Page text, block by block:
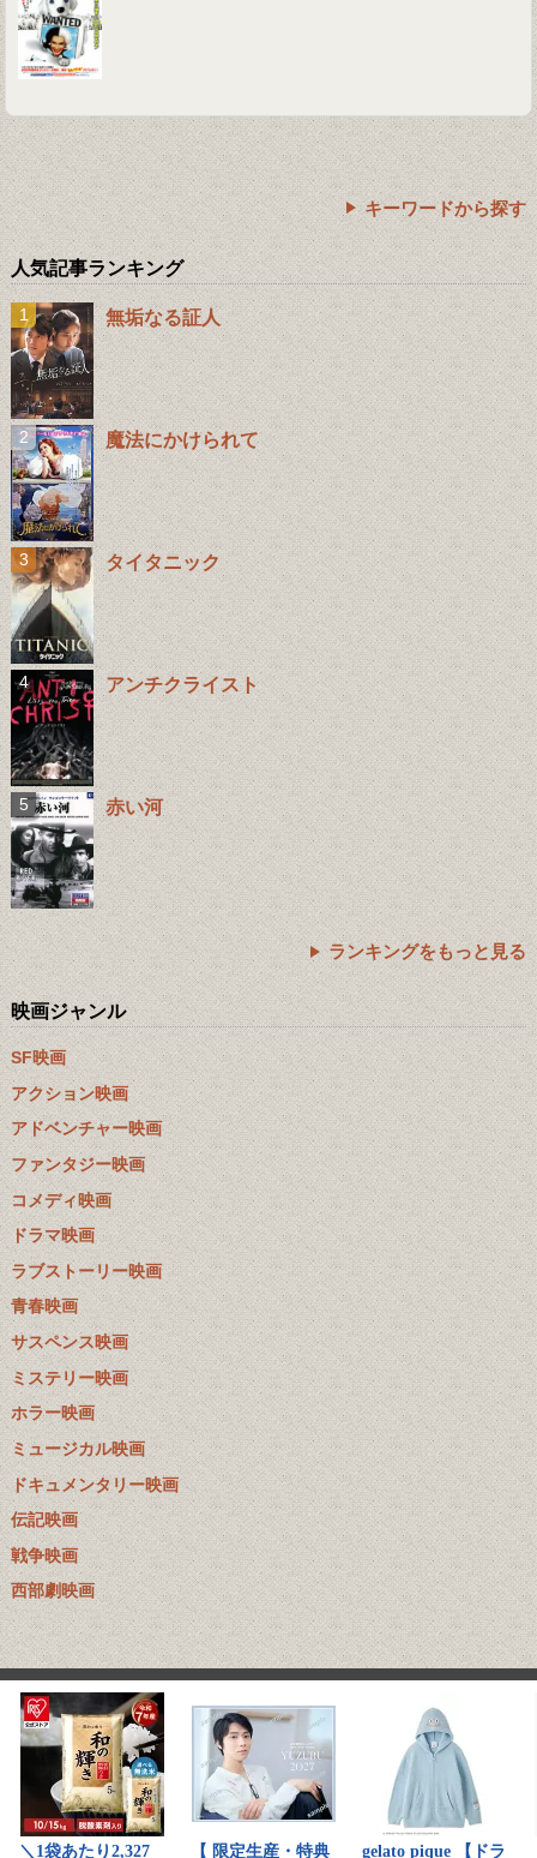
キーワードから探す
人気記事ランキング
無垢なる証人
魔法にかけられて
タイタニック
アンチクライスト
赤い河
ランキングをもっと見る
映画ジャンル
SF映画
アクション映画
アドベンチャー映画
ファンタジー映画
コメディ映画
ドラマ映画
ラブストーリー映画
青春映画
サスペンス映画
ミステリー映画
ホラー映画
ミュージカル映画
ドキュメンタリー映画
伝記映画
戦争映画
西部劇映画